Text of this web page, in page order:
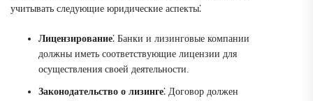
учитывать следующие юридические аспекты⁚
Лицензирование⁚ Банки и лизинговые компании
должны иметь соответствующие лицензии для
осуществления своей деятельности.
Законодательство о лизинге⁚ Договор должен